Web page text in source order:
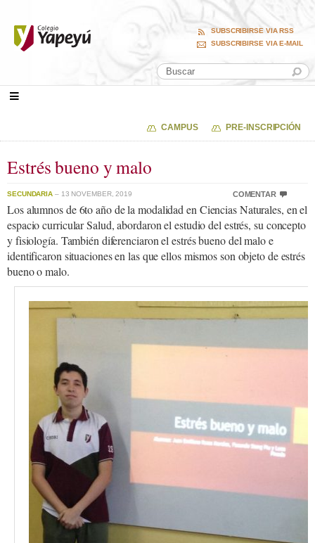
SUBSCRIBIRSE VIA RSS
SUBSCRIBIRSE VIA E-MAIL
CAMPUS PRE-INSCRIPCIÓN
Estrés bueno y malo
SECUNDARIA – 13 NOVEMBER, 2019 COMENTAR
Los alumnos de 6to año de la modalidad en Ciencias Naturales, en el
espacio curricular Salud, abordaron el estudio del estrés, su concepto
y fisiología. También diferenciaron el estrés bueno del malo e
identificaron situaciones en las que ellos mismos son objeto de estrés
bueno o malo.